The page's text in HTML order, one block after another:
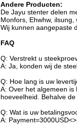
Andere Producten:
De Jayu stenter delen
Monfors, Ehwhw, ilsung,
Wij kunnen aangepaste
FAQ
Q: Verstrekt u
A: Ja, konden wij de
Q: Hoe lang is uw
A: Over het algemeen is
hoeveelheid. Behalve
Q: Wat is uw
A: